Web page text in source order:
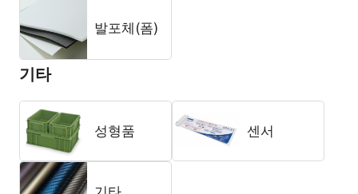
발포체(폼)
기타
성형품 센서